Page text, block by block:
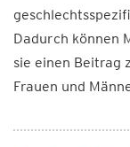
Dadurch können
sie einen Beitrag
Frauen und